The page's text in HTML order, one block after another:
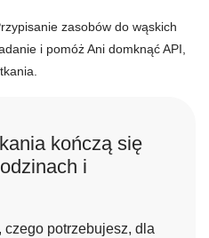
zasobów do wąskich
i pomóż Ani domknąć API,
kończą się
i
czego potrzebujesz, dla